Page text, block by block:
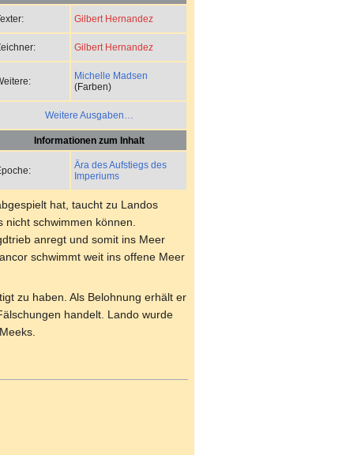
Gilbert Hernandez
Gilbert Hernandez
Michelle Madsen
(Farben)
Weitere Ausgaben…
Informationen zum Inhalt
Ära des Aufstiegs des
Imperiums
hat, taucht zu Landos
schwimmen können.
anregt und somit ins Meer
schwimmt weit ins offene Meer
zu haben. Als Belohnung erhält er
handelt. Lando wurde